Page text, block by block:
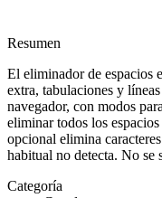
Resumen
El eliminador de espacios
extra, tabulaciones y
navegador, con modos
eliminar todos los
opcional elimina
habitual no detecta. No se
Categoría